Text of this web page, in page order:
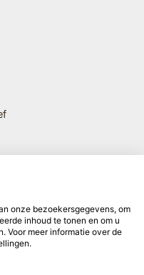
VOOR HET HELE
onze bezoekersgegevens, om
inhoud te tonen en om u
Voor meer informatie over de